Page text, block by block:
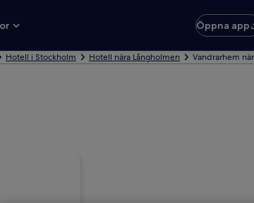
Öppna app
Hotell i Stockholm Hotell nära Långholmen Vandrarhem